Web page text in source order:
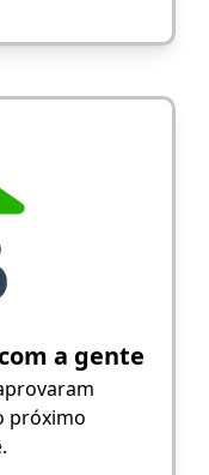
a gente
próximo